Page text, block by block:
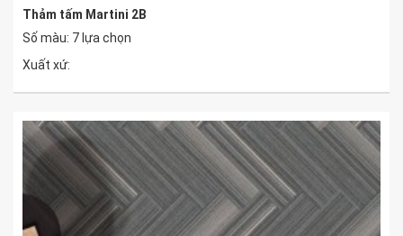
Thảm tấm Martini 2B
Số màu: 7 lựa chọn
Xuất xứ: